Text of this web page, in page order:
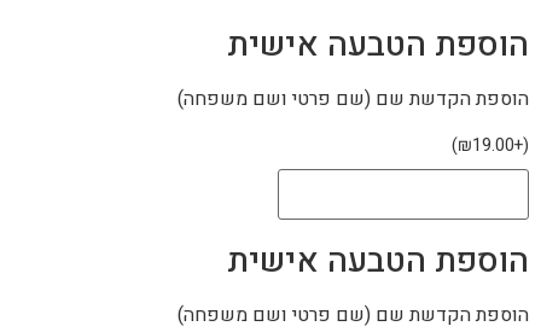
הוספת הטבעה אישית
הוספת הקדשת שם (שם פרטי ושם משפחה)
(
+
₪19.00
)
הוספת הטבעה אישית
הוספת הקדשת שם (שם פרטי ושם משפחה)